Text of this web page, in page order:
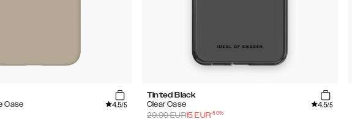
Case
4.5/5
Tinted Black
Clear Case
4.5/5
29.99EUR15 EUR-50%